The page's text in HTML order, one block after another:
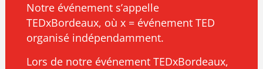
Notre événement s’appelle
TEDxBordeaux, où x = événement TED
organisé indépendamment.
Lors de notre événement TEDxBordeaux,